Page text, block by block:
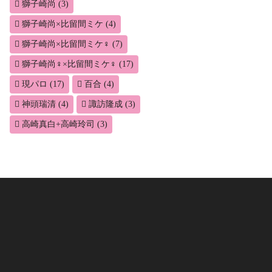
獅子崎尚 (3)
獅子崎尚×比留間ミケ (4)
獅子崎尚×比留間ミケ♀ (7)
獅子崎尚♀×比留間ミケ♀ (17)
現パロ (17) 百合 (4)
神頭瑞清 (4) 諏訪隆成 (3)
高崎真白+高崎玲司 (3)